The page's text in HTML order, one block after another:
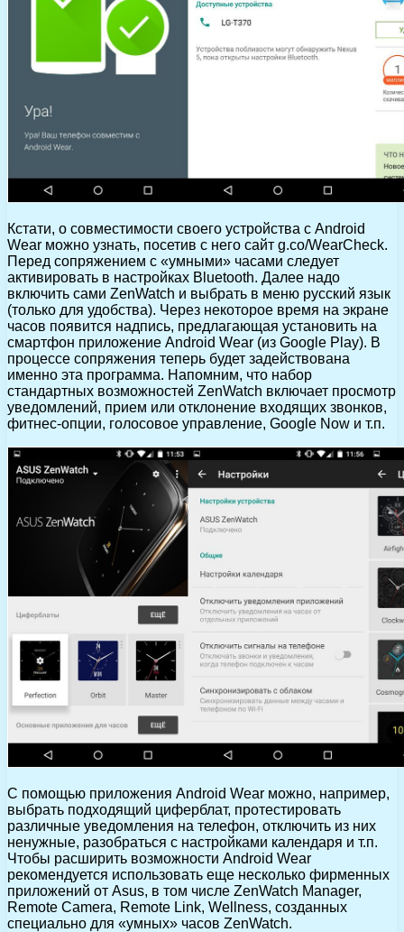
Кстати, о совместимости своего устройства с Android
Wear можно узнать, посетив с него сайт g.co/WearCheck.
Перед сопряжением с «умными» часами следует
активировать в настройках Bluetooth. Далее надо
включить сами ZenWatch и выбрать в меню русский язык
(только для удобства). Через некоторое время на экране
часов появится надпись, предлагающая установить на
смартфон приложение Android Wear (из Google Play). В
процессе сопряжения теперь будет задействована
именно эта программа. Напомним, что набор
стандартных возможностей ZenWatch включает просмотр
уведомлений, прием или отклонение входящих звонков,
фитнес-опции, голосовое управление, Google Now и т.п.
С помощью приложения Android Wear можно, например,
выбрать подходящий циферблат, протестировать
различные уведомления на телефон, отключить из них
ненужные, разобраться с настройками календаря и т.п.
Чтобы расширить возможности Android Wear
рекомендуется использовать еще несколько фирменных
приложений от Asus, в том числе ZenWatch Manager,
Remote Camera, Remote Link, Wellness, созданных
специально для «умных» часов ZenWatch.